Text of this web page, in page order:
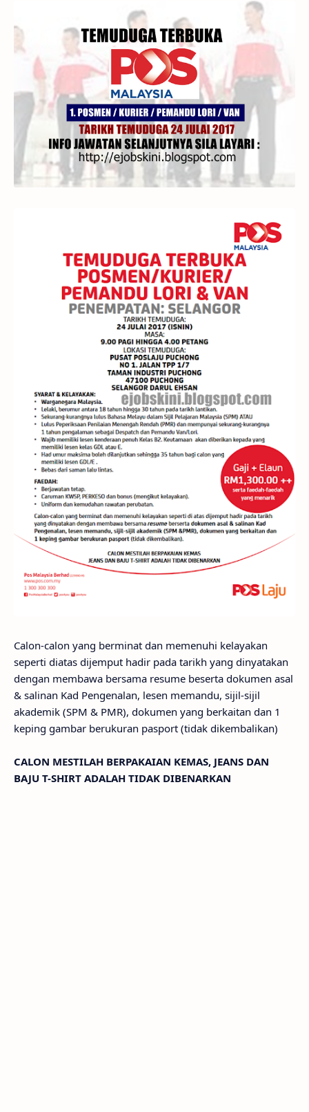
Calon-calon yang berminat dan memenuhi kelayakan
seperti diatas dijemput hadir pada tarikh yang dinyatakan
dengan membawa bersama resume beserta dokumen asal
& salinan Kad Pengenalan, lesen memandu, sijil-sijil
akademik (SPM & PMR), dokumen yang berkaitan dan 1
keping gambar berukuran pasport (tidak dikembalikan)
CALON MESTILAH BERPAKAIAN KEMAS, JEANS DAN
BAJU T-SHIRT ADALAH TIDAK DIBENARKAN